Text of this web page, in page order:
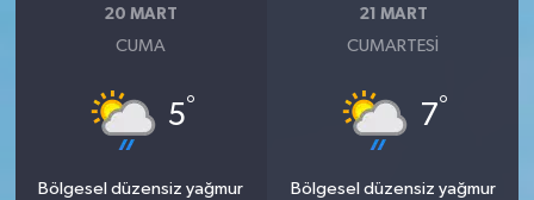
20 MART
CUMA
5°
Bölgesel düzensiz yağmur
21 MART
CUMARTESI
7°
Bölgesel düzensiz yağmur